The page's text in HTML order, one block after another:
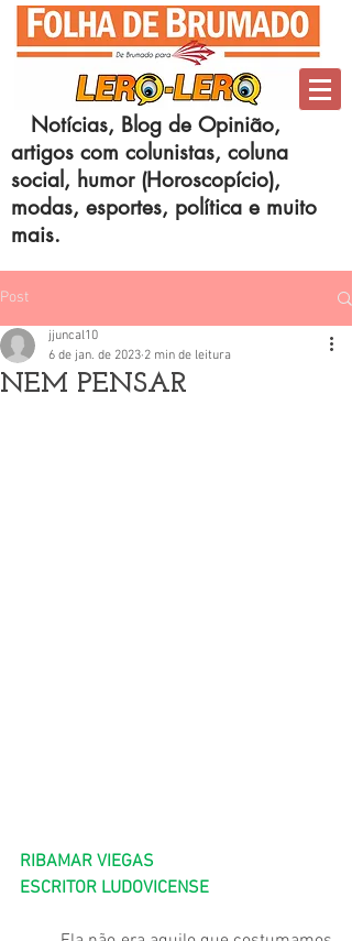
Notícias, Blog de Opinião,
artigos com colunistas, coluna
social, humor (Horoscopício),
modas, esportes, política e muito
mais.
Post
NEM PENSAR
jjuncal10
6 de jan. de 2023 2 min de leitura
RIBAMAR VIEGAS
ESCRITOR LUDOVICENSE